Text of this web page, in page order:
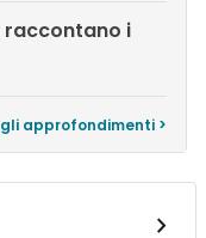
raccontano i
approfondimenti >